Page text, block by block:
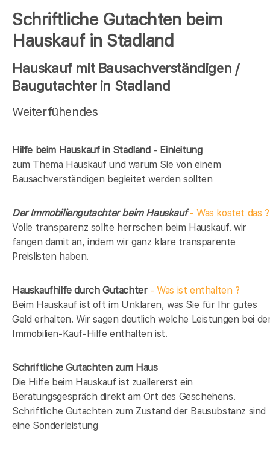
Schriftliche Gutachten beim
Hauskauf in Stadland
Hauskauf mit Bausachverständigen /
Baugutachter in Stadland
Weiterfühendes
Hilfe beim Hauskauf in Stadland - Einleitung
zum Thema Hauskauf und warum Sie von einem
Bausachverständigen begleitet werden sollten
Der Immobiliengutachter beim Hauskauf- Was kostet das ?
Volle transparenz sollte herrschen beim Hauskauf. wir
fangen damit an, indem wir ganz klare transparente
Preislisten haben.
Hauskaufhilfe durch Gutachter- Was ist enthalten ?
Beim Hauskauf ist oft im Unklaren, was Sie für Ihr gutes
Geld erhalten. Wir sagen deutlich welche Leistungen bei
Immobilien-Kauf-Hilfe enthalten ist.
Schriftliche Gutachten zum Haus
Die Hilfe beim Hauskauf ist zuallererst ein
Beratungsgespräch direkt am Ort des Geschehens.
Schriftliche Gutachten zum Zustand der Bausubstanz sind
eine Sonderleistung